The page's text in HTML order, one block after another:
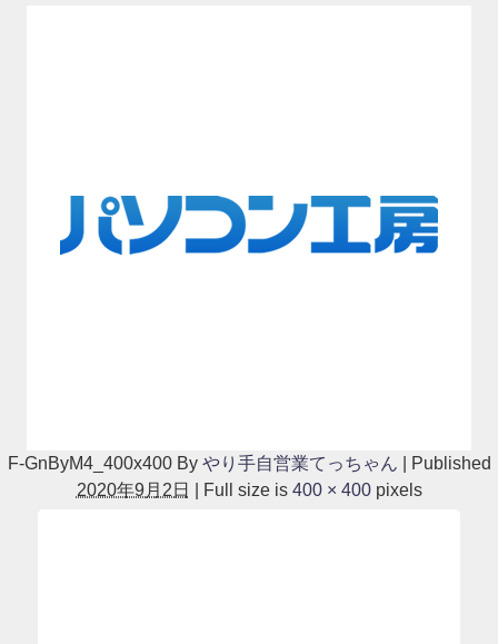
F-GnByM4_400x400 By やり手自営業てっちゃん
Published
2020年9月2日
Full size is 400 × 400pixels